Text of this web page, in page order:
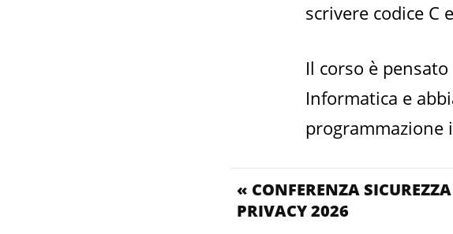
scrivere codice C
Il corso è
Informatica e
programmazione
« CONFERENZA SICUREZZA
PRIVACY 2026